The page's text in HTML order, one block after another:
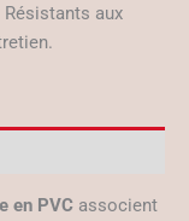
aux
en PVC associent